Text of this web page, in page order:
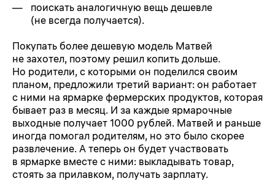
поискать аналогичную вещь дешевле
(не всегда получается).
Покупать более дешевую модель Матвей
не захотел, поэтому решил копить дольше.
Но родители, с которыми он поделился своим
планом, предложили третий вариант: он работает
с ними на ярмарке фермерских продуктов, которая
бывает раз в месяц. И за каждые ярмарочные
выходные получает 1000 рублей. Матвей и раньше
иногда помогал родителям, но это было скорее
развлечение. А теперь он будет участвовать
в ярмарке вместе с ними: выкладывать товар,
стоять за прилавком, получать зарплату.